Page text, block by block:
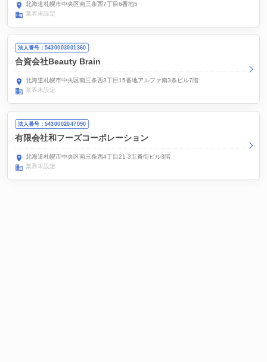
北海道札幌市中央区南三条西7丁目6番地5
業界未設定
法人番号：5430003001360
合資会社Beauty Brain
北海道札幌市中央区南三条西3丁目15番地アルファ南3条ビル7階
業界未設定
法人番号：5430002047090
有限会社和フーズコーポレーション
北海道札幌市中央区南三条西4丁目21-3五番街ビル3階
業界未設定